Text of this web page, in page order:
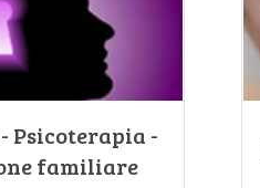
Psicoterapia -
familiare